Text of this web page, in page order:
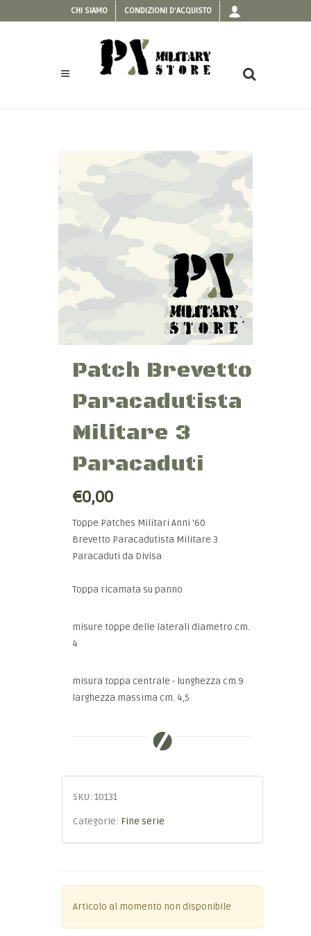
CHI SIAMO CONDIZIONI D'ACQUISTO
Patch Brevetto
Paracadutista
Militare 3
Paracaduti
€0,00
Toppe Patches Militari Anni '60
Brevetto Paracadutista Militare 3
Paracaduti da Divisa
Toppa ricamata su panno
misure toppe delle laterali diametro cm.
4
misura toppa centrale - lunghezza cm.9
larghezza massima cm. 4,5
SKU: 10131
Categorie: Fine serie
Articolo al momento non disponibile